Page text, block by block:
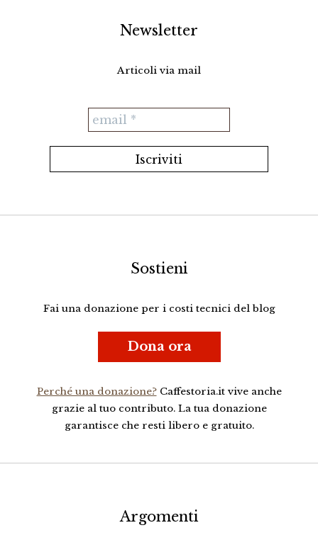
Newsletter
Articoli via mail
Sostieni
Fai una donazione per i costi tecnici del blog
Dona ora
Perché una donazione?Caffestoria.it vive anche
grazie al tuo contributo. La tua donazione
garantisce che resti libero e gratuito.
Argomenti